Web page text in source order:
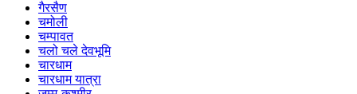
गैरसैण
चमोली
चम्पावत
चलो चले देवभूमि
चारधाम
चारधाम यात्रा